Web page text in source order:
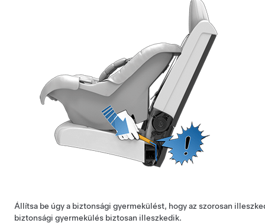
Állítsa be úgy a biztonsági gyermekülést, hogy az szorosan
biztonsági gyermekülés biztosan illeszkedik.